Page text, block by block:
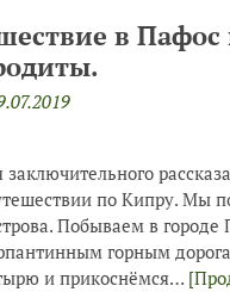
в Пафос
по Кипру. Мы
Побываем в городе
горным
и прикоснёмся…